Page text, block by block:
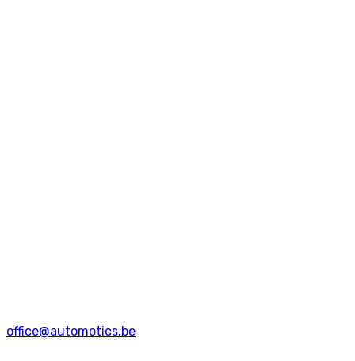
office@automotics.be